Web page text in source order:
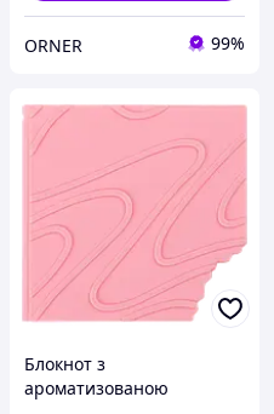
ORNER 99%
Блокнот з
ароматизованою